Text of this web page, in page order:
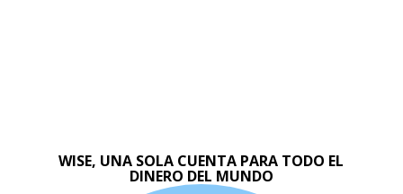
WISE, UNA SOLA CUENTA PARA TODO EL
DINERO DEL MUNDO